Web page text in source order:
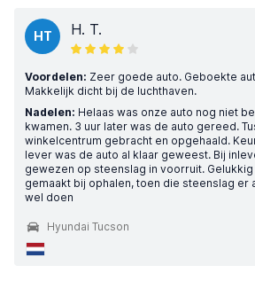
HT H. T.
Voordelen: Zeer goede auto. Geboekte
Makkelijk dicht bij de luchthaven.
Nadelen: Helaas was onze auto nog niet
kwamen. 3 uur later was de auto gereed.
winkelcentrum gebracht en opgehaald.
lever was de auto al klaar geweest. Bij
gewezen op steenslag in voorruit.
gemaakt bij ophalen, toen die steenslag er
wel doen
Hyundai Tucson